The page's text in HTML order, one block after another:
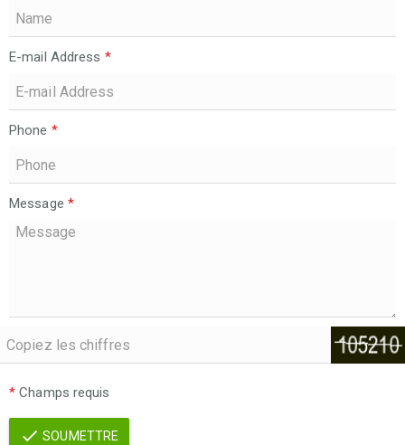
E-mail Address *
Phone *
Message *
* Champs requis
SOUMETTRE